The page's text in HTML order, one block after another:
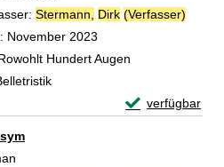
Stermann, Dirk (Verfasser)
November 2023
Hundert Augen
verfügbar
Exemplar-